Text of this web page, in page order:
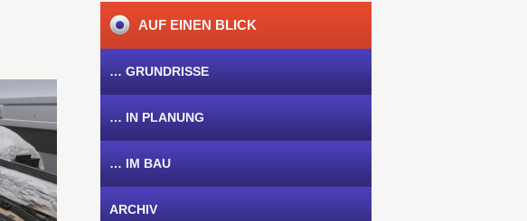
AUF EINEN BLICK
… GRUNDRISSE
… IN PLANUNG
… IM BAU
ARCHIV